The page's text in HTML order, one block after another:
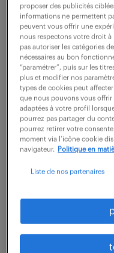
Nice (06)
28 000 - 33 000 €
Rattaché(e) à la
vous serez le garant
de la continuité de
luxe situées sur la
voir l'offre
technicien
6 août 2026
proposer des publicités
informations ne permettent
peuvent vous offrir une
nous respectons votre droit
pas autoriser les catégories
nécessaires au bon
“paramétrer”, puis sur les
plus et modifier nos
types de cookies peut
que nous pouvons vous offrir
adaptées à votre profil
pourrez pas partager du
pourrez retirer votre
moment via l’icône cookie
navigateur.
Politique en
Liste de nos partenaires